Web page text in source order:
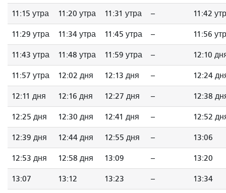
11:15 утра 11:20 утра 11:31 утра -- 11:42
11:29 утра 11:34 утра 11:45 утра -- 11:56
11:43 утра 11:48 утра 11:59 утра -- 12:10
11:57 утра 12:02 дня 12:13 дня -- 12:24
12:11 дня 12:16 дня 12:27 дня -- 12:38
12:25 дня 12:30 дня 12:41 дня -- 12:52
12:39 дня 12:44 дня 12:55 дня -- 13:06
12:53 дня 12:58 дня 13:09 -- 13:20
13:07 13:12 13:23 -- 13:34